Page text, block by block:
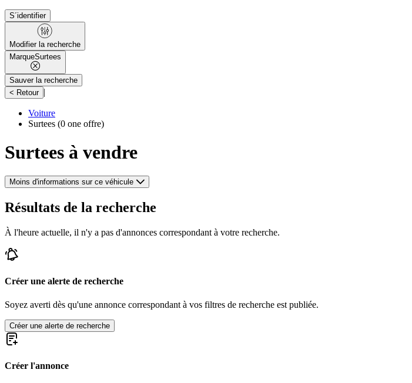
S´identifier
Modifier la recherche
MarqueSurtees
Sauver la recherche
< Retour |
Voiture
Surtees (0 one offre)
Surtees à vendre
Moins d'informations sur ce véhicule
Résultats de la recherche
À l'heure actuelle, il n'y a pas d'annonces correspondant à votre recherche.
Créer une alerte de recherche
Soyez averti dès qu'une annonce correspondant à vos filtres de recherche est publiée.
Créer une alerte de recherche
Créer l'annonce